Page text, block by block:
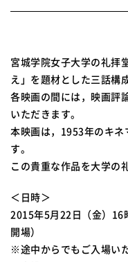
宮城学院女子大学の礼拝
え」を題材とした三話構
各映画の間には，映画評
いただきます。
本映画は，1953年のキ
す。
この貴重な作品を大学の
＜日時＞
2015年5月22日（金）16
開場）
※途中からでもご入場い